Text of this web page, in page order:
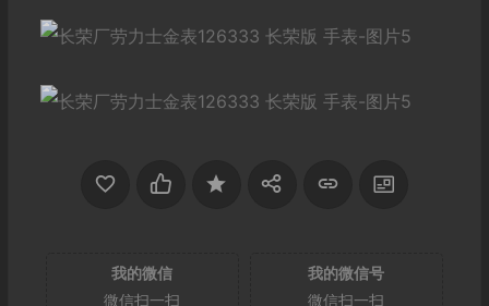
我的微信
微信扫一扫
我的微信号
微信扫一扫